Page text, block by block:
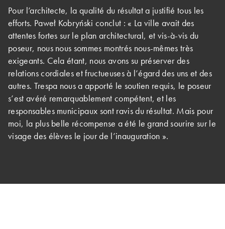
Pour l’architecte, la qualité du résultat a justifié tous les
efforts. Paweł Kobryński conclut : « La ville avait des
attentes fortes sur le plan architectural, et vis-à-vis du
poseur, nous nous sommes montrés nous-mêmes très
exigeants. Cela étant, nous avons su préserver des
relations cordiales et fructueuses à l’égard des uns et des
autres. Trespa nous a apporté le soutien requis, le poseur
s’est avéré remarquablement compétent, et les
responsables municipaux sont ravis du résultat. Mais pour
moi, la plus belle récompense a été le grand sourire sur le
visage des élèves le jour de l’inauguration ».